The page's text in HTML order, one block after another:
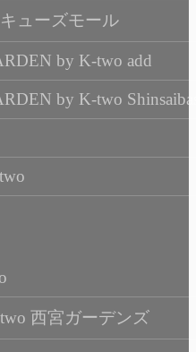
ューズモール
by K-two add
by K-two
西宮ガーデンズ